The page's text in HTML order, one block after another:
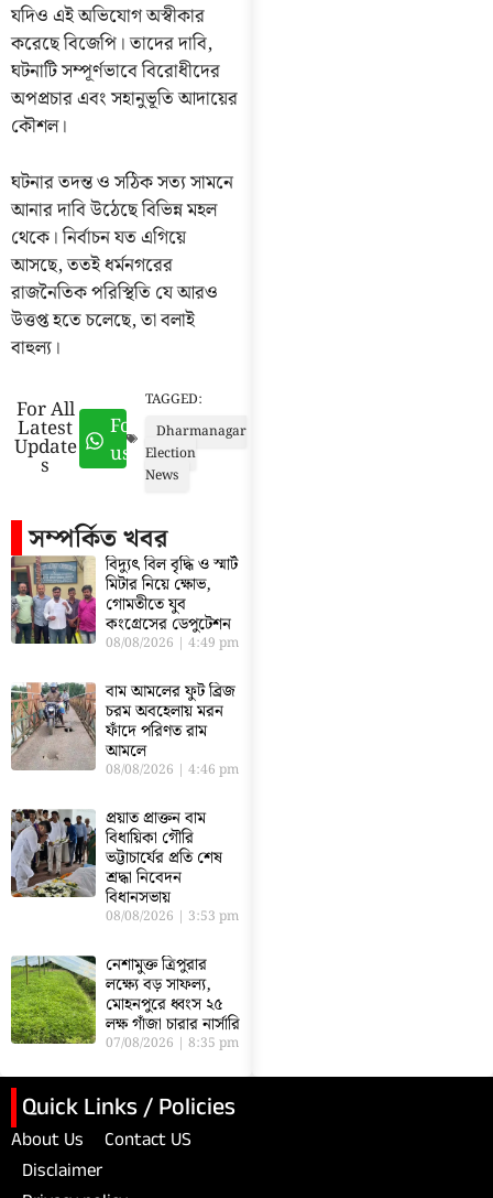
যদিও এই অভিযোগ অস্বীকার
করেছে বিজেপি। তাদের দাবি,
ঘটনাটি সম্পূর্ণভাবে বিরোধীদের
অপপ্রচার এবং সহানুভূতি আদায়ের
কৌশল।
ঘটনার তদন্ত ও সঠিক সত্য সামনে
আনার দাবি উঠেছে বিভিন্ন মহল
থেকে। নির্বাচন যত এগিয়ে
আসছে, ততই ধর্মনগরের
রাজনৈতিক পরিস্থিতি যে আরও
উত্তপ্ত হতে চলেছে, তা বলাই
বাহুল্য।
For All
Latest
Update
s
Follow
us
TAGGED:
Dharmanagar
Election
News
সম্পর্কিত খবর
বিদ্যুৎ বিল বৃদ্ধি ও স্মার্ট
মিটার নিয়ে ক্ষোভ,
গোমতীতে যুব
কংগ্রেসের ডেপুটেশন
08/08/2026 4:49 pm
বাম আমলের ফুট ব্রিজ
চরম অবহেলায় মরন
ফাঁদে পরিণত রাম
আমলে
08/08/2026 4:46 pm
প্রয়াত প্রাক্তন বাম
বিধায়িকা গৌরি
ভট্টাচার্যের প্রতি শেষ
শ্রদ্ধা নিবেদন
বিধানসভায়
08/08/2026 3:53 pm
নেশামুক্ত ত্রিপুরার
লক্ষ্যে বড় সাফল্য,
মোহনপুরে ধ্বংস ২৫
লক্ষ গাঁজা চারার নার্সারি
07/08/2026 8:35 pm
Quick Links / Policies
About Us
Contact US
Disclaimer